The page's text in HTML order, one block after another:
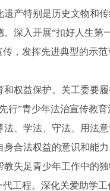
产特别是历史文物和
深入开展“扣好人生第
传，发挥先进典型的示
益保护。关工委要履
行”青少年法治宣传教
、学法、守法、用法
合法权益的意识和能
失足青少年工作中的独
程。深化关爱助学工